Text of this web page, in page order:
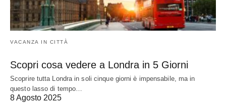
VACANZA IN CITTÀ
Scopri cosa vedere a Londra in 5 Giorni
Scoprire tutta Londra in soli cinque giorni è impensabile, ma in
questo lasso di tempo…
8 Agosto 2025